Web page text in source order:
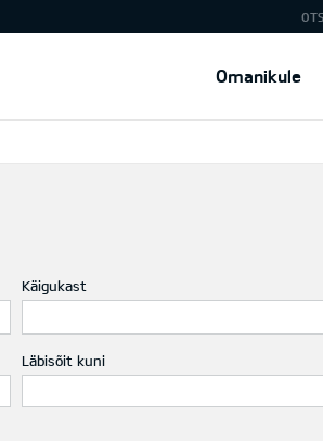
Omanikule
Käigukast
Läbisõit kuni